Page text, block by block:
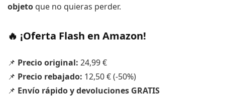
objeto que no quieras perder.
🔥 ¡Oferta Flash en Amazon!
📌 Precio original: 24,99 €
📌 Precio rebajado: 12,50 € (-50%)
📌 Envío rápido y devoluciones GRATIS